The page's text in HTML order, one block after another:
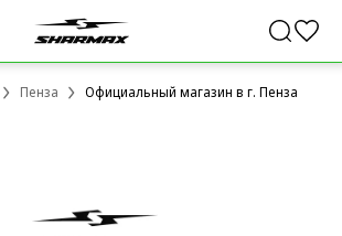
Пенза Официальный магазин в г. Пенза